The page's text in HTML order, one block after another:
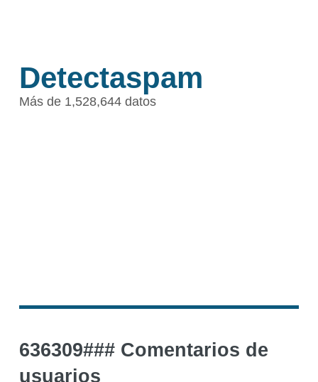
Detectaspam
Más de 1,528,644 datos
636309### Comentarios de
usuarios